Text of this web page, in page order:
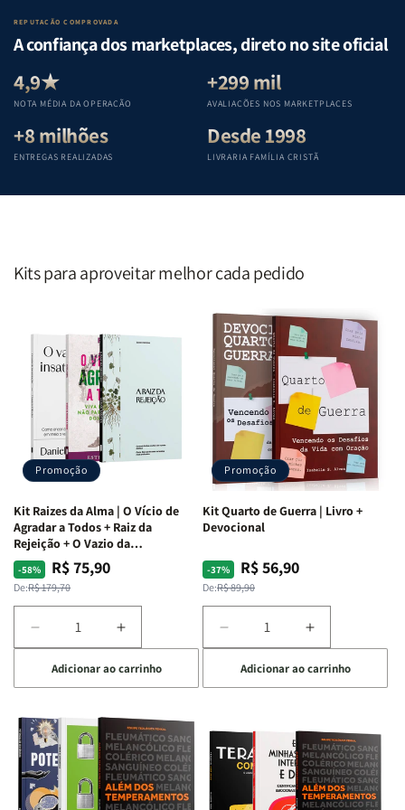
Lar
|
Equipe
Teológica
Penkal
|
Equipe
Penkal
|
Equipe
Teológica
Penkal
Equipe
REPUTAÇÃO COMPROVADA
A confiança dos marketplaces, direto no site oficial
4,9★
NOTA MÉDIA DA OPERAÇÃO
+299 mil
AVALIAÇÕES NOS MARKETPLACES
+8 milhões
ENTREGAS REALIZADAS
Desde 1998
LIVRARIA FAMÍLIA CRISTÃ
Kits para aproveitar melhor cada pedido
Promoção
Kit Raizes da Alma | O Vício de
Agradar a Todos + Raiz da
Rejeição + O Vazio da
Insatisfação.
-58%
Preço
normal
De:R$ 179,70
Preço
promocional
R$ 75,90
Diminuir
a
quantidade
de
Raizes
da
Alma
|
O
Aumentar
a
quantidade
de
Raizes
da
Alma
|
O
Adicionar ao carrinho
Promoção
Kit Quarto de Guerra | Livro +
Devocional
-37%
Preço
normal
De:R$ 89,90
Preço
promocional
R$ 56,90
Diminuir
a
quantidade
de
Quarto
de
Guerra
Livro
Aumentar
a
quantidade
de
Quarto
de
Guerra
|
Livro
Adicionar ao carrinho